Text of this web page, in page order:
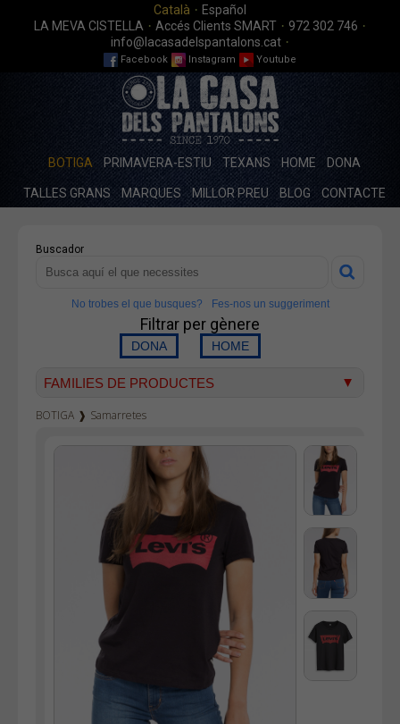
Català · Español
LA MEVA CISTELLA · Accés Clients SMART · 972 302 746 ·
info@lacasadelspantalons.cat ·
Facebook Instagram Youtube
BOTIGA PRIMAVERA-ESTIU TEXANS HOME DONA
TALLES GRANS MARQUES MILLOR PREU BLOG CONTACTE
Buscador
No trobes el que busques? Fes-nos un suggeriment
Filtrar per gènere
FAMILIES DE PRODUCTES
Texà home
Pana home
Bermudes
Dessuadores
Camises
Bosses
Vestits
BOTIGA ❱ Samarretes